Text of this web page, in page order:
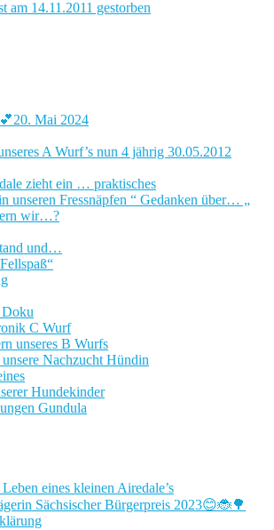
am 14.11.2011 gestorben
Mai 2024
A Wurf’s nun 4 jährig 30.05.2012
zieht ein … praktisches
unseren Fressnäpfen “ Gedanken über… „
wir…?
und…
Doku
C Wurf
unseres B Wurfs
unsere Nachzucht Hündin
Hundekinder
Gundula
eines kleinen Airedale’s
Sächsischer Bürgerpreis 2023😊🐞🌳